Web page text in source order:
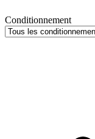
Conditionnement